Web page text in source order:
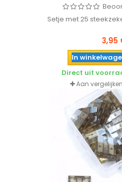
Setje met 25
3,95
In
Direct uit
Aan